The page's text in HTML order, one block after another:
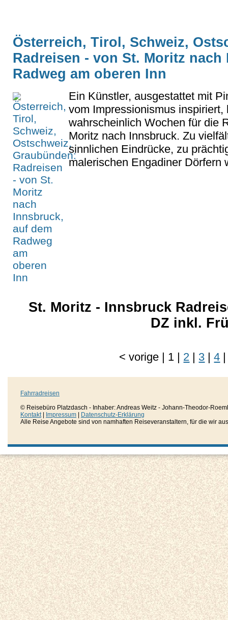
Österreich, Tirol, Schweiz,
Radreisen - von St. Moritz
Radweg am oberen Inn
Ein Künstler, ausgestattet mit
vom Impressionismus inspiriert,
wahrscheinlich Wochen für die
Moritz nach Innsbruck. Zu
sinnlichen Eindrücke, zu
malerischen Engadiner Dörfern
St. Moritz - Innsbruck
DZ inkl.
<vorige | 1 | 2 | 3 | 4 |
Fahrradreisen
© Reisebüro Platzdasch - Inhaber: Andreas Weitz - Johann-Theodor-
Kontakt| Impressum
Datenschutz-Erklärung
Alle Reise Angebote sind von namhaften Reiseveranstaltern, für die wir